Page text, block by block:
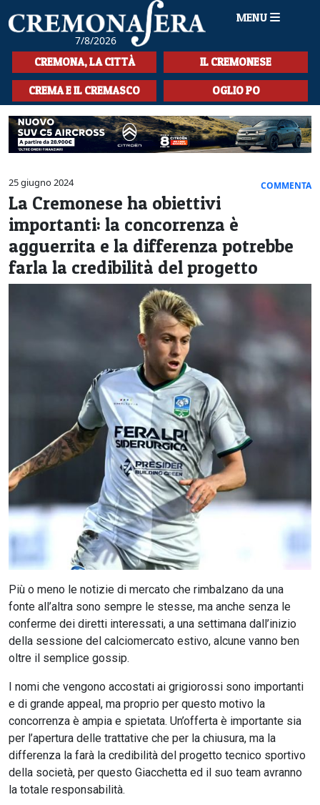
7/8/2026
MENU
HOME
CRONACA
SPORT
LA MUSICA
CULTURA
LA STORIA
SPETTACOLI
L'EDITORIALE
CREMONA, LA CITTÀ IL CREMONESE
CREMA E IL CREMASCO OGLIO PO
25 giugno 2024 COMMENTA
La Cremonese ha obiettivi
importanti: la concorrenza è
agguerrita e la differenza potrebbe
farla la credibilità del progetto
Più o meno le notizie di mercato che rimbalzano da una
fonte all’altra sono sempre le stesse, ma anche senza le
conferme dei diretti interessati, a una settimana dall’inizio
della sessione del calciomercato estivo, alcune vanno ben
oltre il semplice gossip.
I nomi che vengono accostati ai grigiorossi sono importanti
e di grande appeal, ma proprio per questo motivo la
concorrenza è ampia e spietata. Un’offerta è importante sia
per l’apertura delle trattative che per la chiusura, ma la
differenza la farà la credibilità del progetto tecnico sportivo
della società, per questo Giacchetta ed il suo team avranno
la totale responsabilità.